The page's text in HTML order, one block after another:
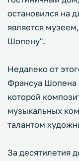
остановился на
является
Шопену".
Недалеко от
Франсуа Шопена
которой
музыкальных
талантом
За десятилетия